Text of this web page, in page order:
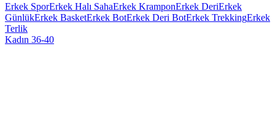
Erkek SporErkek Halı SahaErkek KramponErkek DeriErkek
GünlükErkek BasketErkek BotErkek Deri BotErkek TrekkingErkek
Terlik
Kadın 36-40